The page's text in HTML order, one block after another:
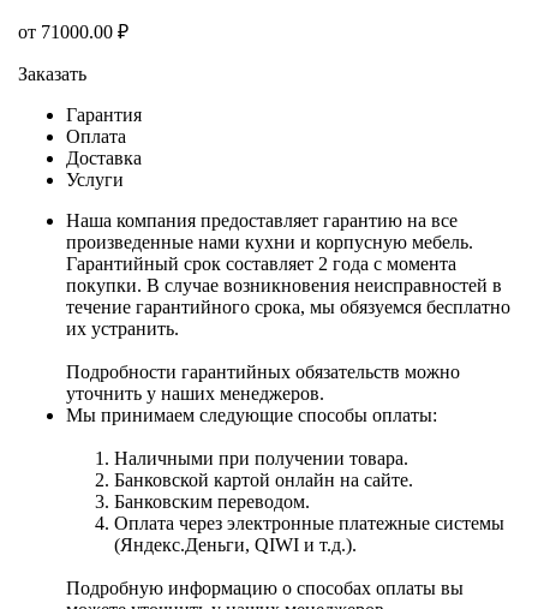
от 71000.00 ₽
Заказать
Гарантия
Оплата
Доставка
Услуги
Наша компания предоставляет гарантию на все
произведенные нами кухни и корпусную мебель.
Гарантийный срок составляет 2 года с момента
покупки. В случае возникновения неисправностей в
течение гарантийного срока, мы обязуемся бесплатно
их устранить.
Подробности гарантийных обязательств можно
уточнить у наших менеджеров.
Мы принимаем следующие способы оплаты:
Наличными при получении товара.
Банковской картой онлайн на сайте.
Банковским переводом.
Оплата через электронные платежные системы
(Яндекс.Деньги, QIWI и т.д.).
Подробную информацию о способах оплаты вы